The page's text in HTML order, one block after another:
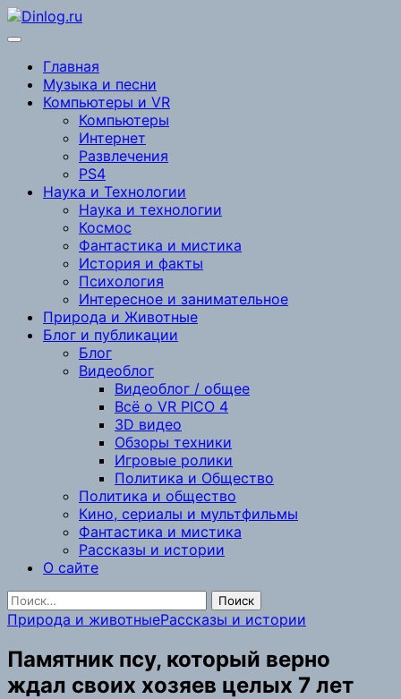
Перейти
к
Главная
Музыка и песни
Компьютеры и VR
Компьютеры
Интернет
Развлечения
PS4
Наука и Технологии
Наука и технологии
Космос
Фантастика и мистика
История и факты
Психология
Интересное и занимательное
Природа и Животные
Блог и публикации
Блог
Видеоблог
Видеоблог / общее
Всё о VR PICO 4
3D видео
Обзоры техники
Игровые ролики
Политика и Общество
Политика и общество
Кино, сериалы и мультфильмы
Фантастика и мистика
Рассказы и истории
О сайте
Найти:
Природа и животныеРассказы и истории
Памятник псу, который верно
ждал своих хозяев целых 7 лет